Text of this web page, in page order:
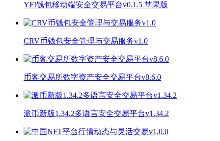
YFI钱包移动端安全交易平台v0.1.5 苹果版
CRV币钱包安全管理与交易服务v1.0
币客交易所数字资产安全交易平台v8.6.0
派币新版1.34.2多语言安全交易平台v1.34.2